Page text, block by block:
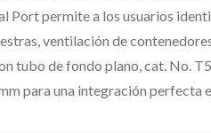
Port permite a los usuarios
ventilación de
tubo de fondo plano, cat. No.
para una integración perfecta